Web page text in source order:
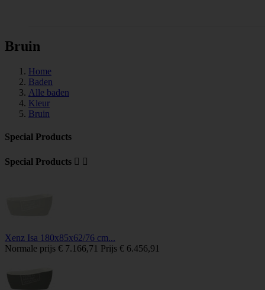
Bruin
Home
Baden
Alle baden
Kleur
Bruin
Special Products
Special Products  
Xenz Isa 180x85x62/76 cm...
Normale prijs € 7.166,71 Prijs € 6.456,91